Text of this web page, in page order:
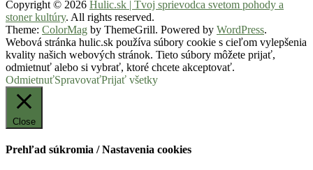
Copyright © 2026 Hulic.sk | Tvoj sprievodca svetom pohody a
stoner kultúry. All rights reserved.
Theme: ColorMag by ThemeGrill. Powered by WordPress.
Webová stránka hulic.sk používa súbory cookie s cieľom vylepšenia
kvality našich webových stránok. Tieto súbory môžete prijať,
odmietnuť alebo si vybrať, ktoré chcete akceptovať.
OdmietnuťSpravovaťPrijať všetky
Close
Prehľad súkromia / Nastavenia cookies